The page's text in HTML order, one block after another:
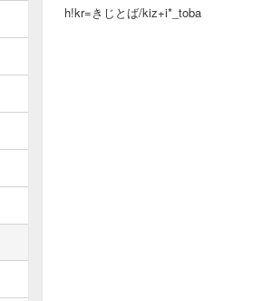
h!kr=きじとば/kiz+i*_toba